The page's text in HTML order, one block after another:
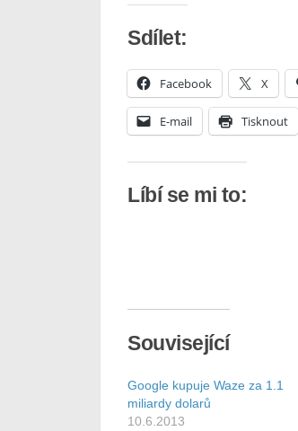
Sdílet:
Facebook X
E-mail Tisknout
Líbí se mi to:
Související
Google kupuje Waze za 1.1
miliardy dolarů
10.6.2013